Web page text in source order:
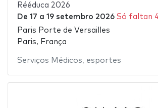
Rééduca 2026
De 17 a 19 setembro 2026 Só faltan
Paris Porte de Versailles
Paris, França
Serviços Médicos, esportes